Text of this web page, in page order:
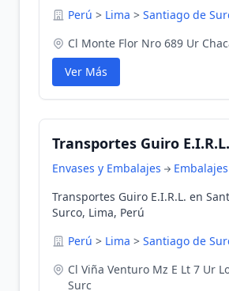
Perú > Lima > Santiago de
Cl Monte Flor Nro 689 Ur
Ver Más
Transportes Guiro E.I.R.L.
Envases y Embalajes
Embalajes
Transportes Guiro E.I.R.L. en
Surco, Lima, Perú
Perú > Lima > Santiago de
Cl Viña Venturo Mz E Lt 7 Ur
Surc